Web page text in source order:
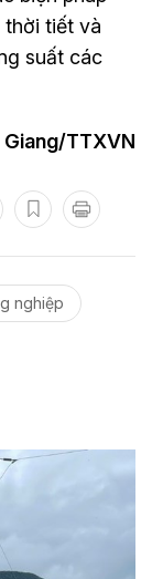
thời tiết và
suất các
Giang/TTXVN
nghiệp